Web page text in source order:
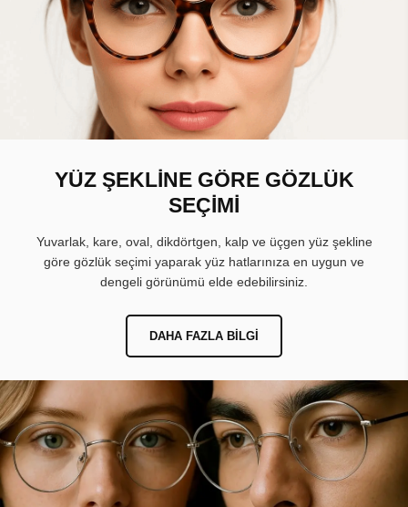
YÜZ ŞEKLİNE GÖRE GÖZLÜK
SEÇİMİ
Yuvarlak, kare, oval, dikdörtgen, kalp ve üçgen yüz şekline
göre gözlük seçimi yaparak yüz hatlarınıza en uygun ve
dengeli görünümü elde edebilirsiniz.
DAHA FAZLA BILGI